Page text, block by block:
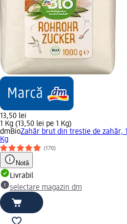
13,50 lei
1 Kg (13,50 lei pe 1 Kg)
dmBioZahăr brut din trestie de zahăr, 1
Kg
(170)
Notă
Livrabil
selectare magazin dm